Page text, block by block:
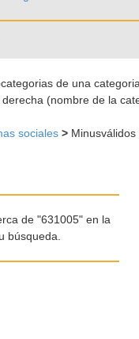
de una
(nombre de la
sociales > Minusválidos
de "631005" en la
búsqueda.